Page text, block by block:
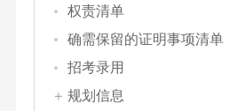
权责清单
确需保留的证明事项清单
招考录用
规划信息